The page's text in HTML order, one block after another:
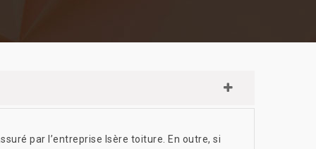
par l’entreprise Isère toiture. En outre, si